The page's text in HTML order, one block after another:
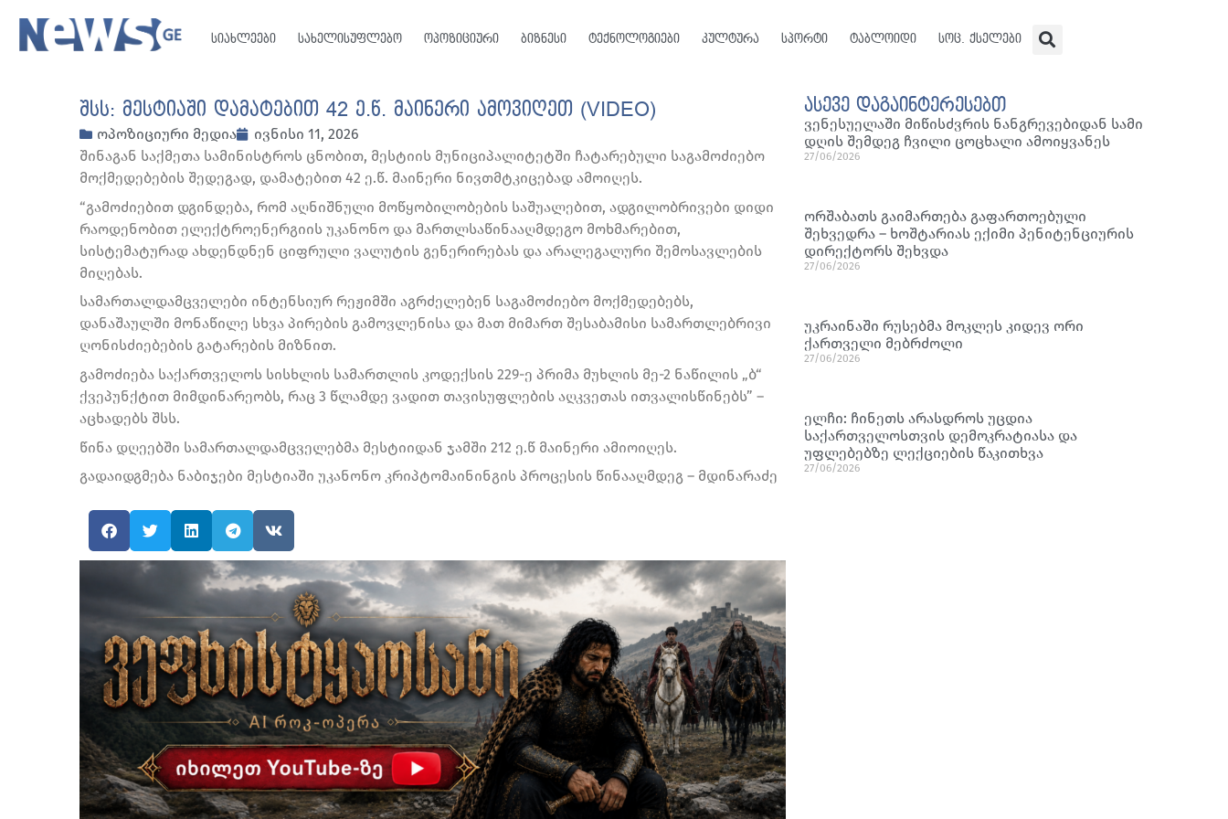
სიახლეები სახელისუფლებო ოპოზიციური ბიზნესი ტექნოლოგიები კულტურა სპორტი ტაბლოიდი სოც. ქსელები
შსს: მესტიაში დამატებით 42 ე.წ. მაინერი ამოვიღეთ (VIDEO)
ოპოზიციური მედია
ივნისი 11, 2026
შინაგან საქმეთა სამინისტროს ცნობით, მესტიის მუნიციპალიტეტში ჩატარებული საგამოძიებო
მოქმედებების შედეგად, დამატებით 42 ე.წ. მაინერი ნივთმტკიცებად ამოიღეს.
“გამოძიებით დგინდება, რომ აღნიშნული მოწყობილობების საშუალებით, ადგილობრივები დიდი
რაოდენობით ელექტროენერგიის უკანონო და მართლსაწინააღმდეგო მოხმარებით,
სისტემატურად ახდენდნენ ციფრული ვალუტის გენერირებას და არალეგალური შემოსავლების
მიღებას.
სამართალდამცველები ინტენსიურ რეჟიმში აგრძელებენ საგამოძიებო მოქმედებებს,
დანაშაულში მონაწილე სხვა პირების გამოვლენისა და მათ მიმართ შესაბამისი სამართლებრივი
ღონისძიებების გატარების მიზნით.
გამოძიება საქართველოს სისხლის სამართლის კოდექსის 229-ე პრიმა მუხლის მე-2 ნაწილის „ბ“
ქვეპუნქტით მიმდინარეობს, რაც 3 წლამდე ვადით თავისუფლების აღკვეთას ითვალისწინებს” –
აცხადებს შსს.
წინა დღეებში სამართალდამცველებმა მესტიიდან ჯამში 212 ე.წ მაინერი ამიოიღეს.
გადაიდგმება ნაბიჯები მესტიაში უკანონო კრიპტომაინინგის პროცესის წინააღმდეგ – მდინარაძე
ასევე დაგაინტერესებთ
ვენესუელაში მიწისძვრის ნანგრევებიდან სამი
დღის შემდეგ ჩვილი ცოცხალი ამოიყვანეს
27/06/2026
ორშაბათს გაიმართება გაფართოებული
შეხვედრა – ხოშტარიას ექიმი პენიტენციურის
დირექტორს შეხვდა
27/06/2026
უკრაინაში რუსებმა მოკლეს კიდევ ორი
ქართველი მებრძოლი
27/06/2026
ელჩი: ჩინეთს არასდროს უცდია
საქართველოსთვის დემოკრატიასა და
უფლებებზე ლექციების წაკითხვა
27/06/2026